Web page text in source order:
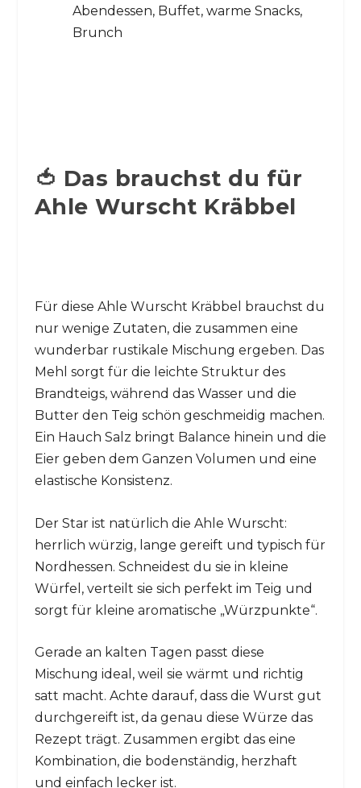
Abendessen, Buffet, warme Snacks,
Brunch
🍅 Das brauchst du für
Ahle Wurscht Kräbbel
Für diese Ahle Wurscht Kräbbel brauchst du
nur wenige Zutaten, die zusammen eine
wunderbar rustikale Mischung ergeben. Das
Mehl sorgt für die leichte Struktur des
Brandteigs, während das Wasser und die
Butter den Teig schön geschmeidig machen.
Ein Hauch Salz bringt Balance hinein und die
Eier geben dem Ganzen Volumen und eine
elastische Konsistenz.
Der Star ist natürlich die Ahle Wurscht:
herrlich würzig, lange gereift und typisch für
Nordhessen. Schneidest du sie in kleine
Würfel, verteilt sie sich perfekt im Teig und
sorgt für kleine aromatische „Würzpunkte“.
Gerade an kalten Tagen passt diese
Mischung ideal, weil sie wärmt und richtig
satt macht. Achte darauf, dass die Wurst gut
durchgereift ist, da genau diese Würze das
Rezept trägt. Zusammen ergibt das eine
Kombination, die bodenständig, herzhaft
und einfach lecker ist.